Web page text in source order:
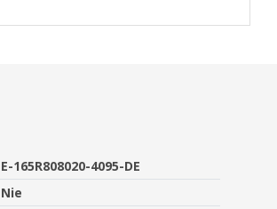
E-165R808020-4095-DE
Nie